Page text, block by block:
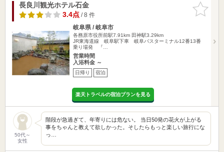
お気に入
りに追加
長良川観光ホテル石金
3.4点/ 8 件
岐阜県 / 岐阜市
各務原市役所前駅7.91km 田神駅3.29km
JR東海道線 岐阜駅下車 岐阜バスターミナル12番13番
乗り場発 『…
営業時間
入浴料金 ～
日帰り 宿泊
楽天トラベルの宿泊プランを見る
50代～
女性
階段が急過ぎて、年寄りには危ない。 当日50発の花火が上がる
事をちゃんと教えて欲しかった。そしたらもっと楽しい旅行にな
っ…